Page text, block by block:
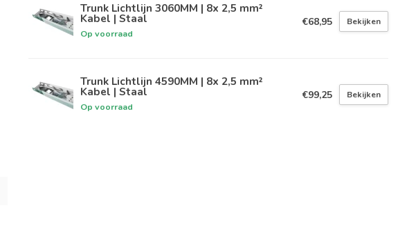
Trunk Lichtlijn 3060MM | 8x 2,5 mm²
Kabel | Staal
Op voorraad
€68,95 Bekijken
Trunk Lichtlijn 4590MM | 8x 2,5 mm²
Kabel | Staal
Op voorraad
€99,25 Bekijken